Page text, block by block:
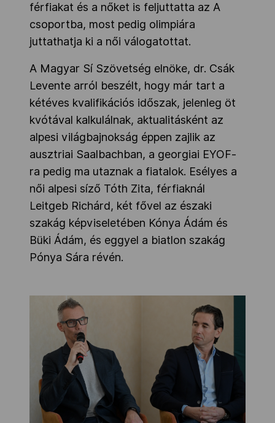
férfiakat és a nőket is feljuttatta az A
csoportba, most pedig olimpiára
juttathatja ki a női válogatottat.
A Magyar Sí Szövetség elnöke, dr. Csák
Levente arról beszélt, hogy már tart a
kétéves kvalifikációs időszak, jelenleg öt
kvótával kalkulálnak, aktualitásként az
alpesi világbajnokság éppen zajlik az
ausztriai Saalbachban, a georgiai EYOF-
ra pedig ma utaznak a fiatalok. Esélyes a
női alpesi síző Tóth Zita, férfiaknál
Leitgeb Richárd, két fővel az északi
szakág képviseletében Kónya Ádám és
Büki Ádám, és eggyel a biatlon szakág
Pónya Sára révén.